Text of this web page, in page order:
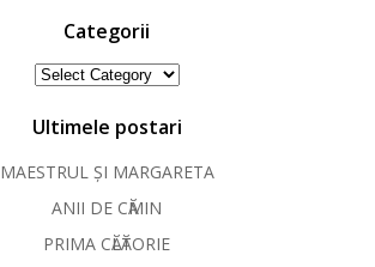
Categorii
Categorii
Ultimele postari
MAESTRUL ȘI MARGARETA
ANII DE CӐMIN
PRIMA CӐLӐTORIE